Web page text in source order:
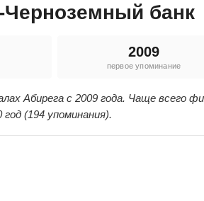
Черноземный банк
2009
первое упоминание
Абирега с 2009 года. Чаще всего
(194 упоминания).